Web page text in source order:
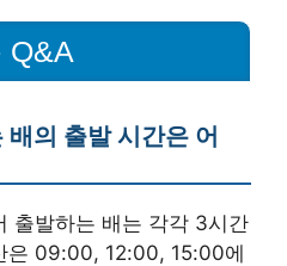
Q&A
의 출발 시간은 어
출발하는 배는 각각 3시간
은 09:00, 12:00, 15:00에